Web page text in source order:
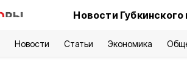
Новости
Новости Статьи Экономика